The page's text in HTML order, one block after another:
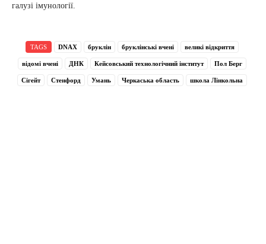
галузі імунології.
TAGS DNAX бруклін бруклінські вчені великі відкриття
відомі вчені ДНК Кейсовський технологічний інститут Пол Берг
Сігейт Стенфорд Умань Черкаська область школа Лінкольна